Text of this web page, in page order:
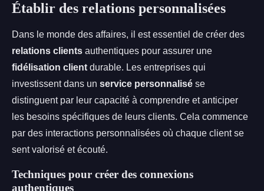
Établir des relations personnalisées
Dans le monde des affaires, il est essentiel de créer des
relations clients authentiques pour assurer une
fidélisation client durable. Les entreprises qui
investissent dans un service personnalisé se
distinguent par leur capacité à comprendre et anticiper
les besoins spécifiques de leurs clients. Cela commence
par des interactions personnalisées où chaque client se
sent valorisé et écouté.
Techniques pour créer des connexions
authentiques